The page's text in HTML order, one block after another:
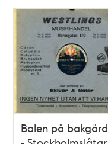
teman
Balen på